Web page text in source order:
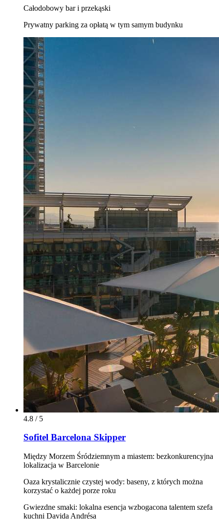
Całodobowy bar i przekąski
Prywatny parking za opłatą w tym samym budynku
4.8 / 5
Sofitel Barcelona Skipper
Między Morzem Śródziemnym a miastem: bezkonkurencyjna
lokalizacja w Barcelonie
Oaza krystalicznie czystej wody: baseny, z których można
korzystać o każdej porze roku
Gwiezdne smaki: lokalna esencja wzbogacona talentem szefa
kuchni Davida Andrésa